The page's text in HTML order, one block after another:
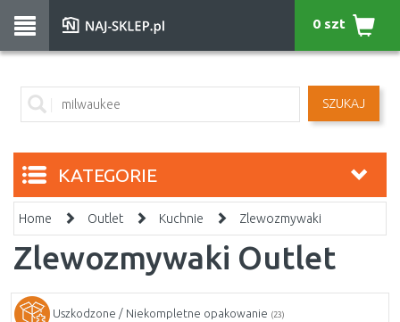
SZUKAJ
0 szt
KATEGORIE
Home Outlet Kuchnie Zlewozmywaki
Zlewozmywaki Outlet
Uszkodzone / Niekompletne opakowanie (23)